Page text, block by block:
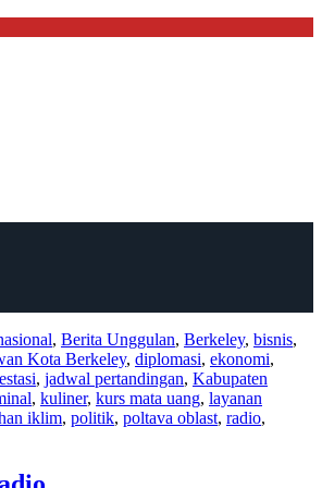
, Berita Unggulan, Berkeley, bisnis,
Kota Berkeley, diplomasi, ekonomi,
, jadwal pertandingan, Kabupaten
, kuliner, kurs mata uang, layanan
iklim, politik, poltava oblast, radio,